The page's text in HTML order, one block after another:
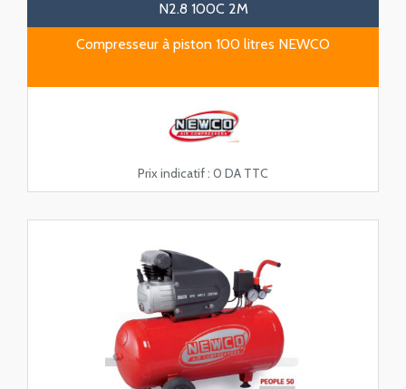
N2.8 100C 2M
Compresseur à piston 100 litres NEWCO
Prix indicatif : 0 DA TTC